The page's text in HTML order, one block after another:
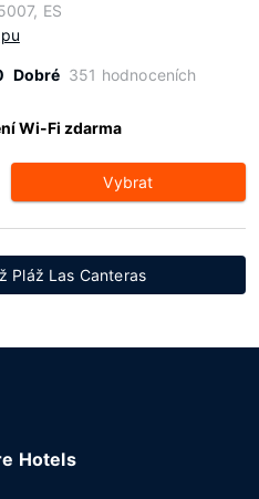
ES
Dobré 351 hodnoceních
Wi-Fi zdarma
Vybrat
Pláž Las Canteras
Hotels